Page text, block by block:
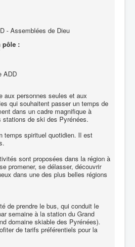
- Assemblées de Dieu
pôle :
ADD
aux personnes seules et aux
qui souhaitent passer un temps de
dans un cadre magnifique à
stations de ski des Pyrénées.
temps spirituel quotidien. Il est
sont proposées dans la région à
promener, se délasser, découvrir
dans une des plus belles régions
de prendre le bus, qui conduit le
semaine à la station du Grand
domaine skiable des Pyrénées).
de tarifs préférentiels pour la